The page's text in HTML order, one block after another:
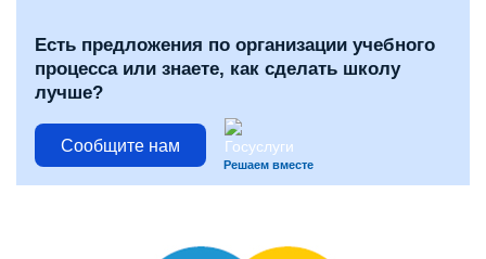
Есть предложения по организации учебного
процесса или знаете, как сделать школу
лучше?
Сообщите нам
Решаем вместе